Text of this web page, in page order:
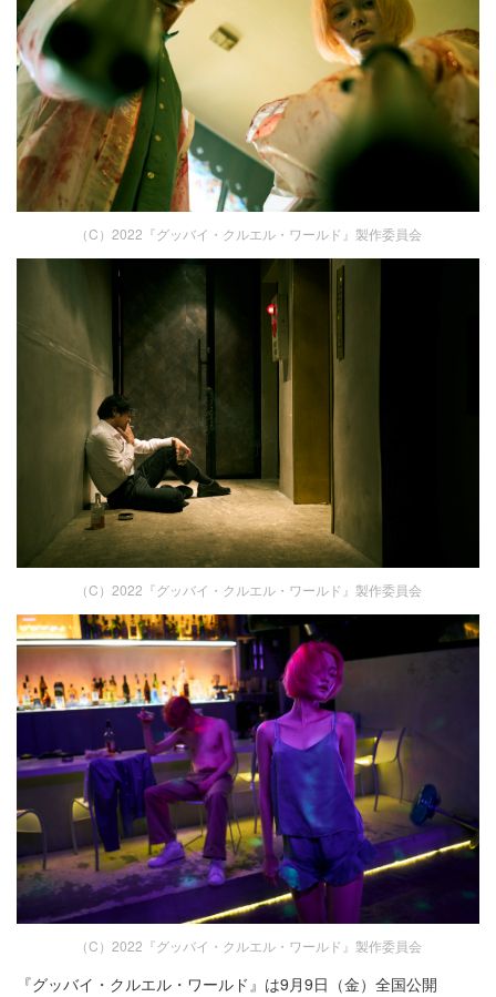
（C）2022『グッバイ・クルエル・ワールド』製作委員会
（C）2022『グッバイ・クルエル・ワールド』製作委員会
（C）2022『グッバイ・クルエル・ワールド』製作委員会
『グッバイ・クルエル・ワールド』は9月9日（金）全国公開